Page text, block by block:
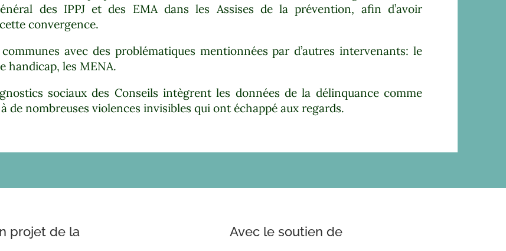
des IPPJ et des EMA dans les Assises de la prévention, afin d’avoir
convergence.
avec des problématiques mentionnées par d’autres intervenants: le
handicap, les MENA.
sociaux des Conseils intègrent les données de la délinquance comme
de nombreuses violences invisibles qui ont échappé aux regards.
projet de la Avec le soutien de